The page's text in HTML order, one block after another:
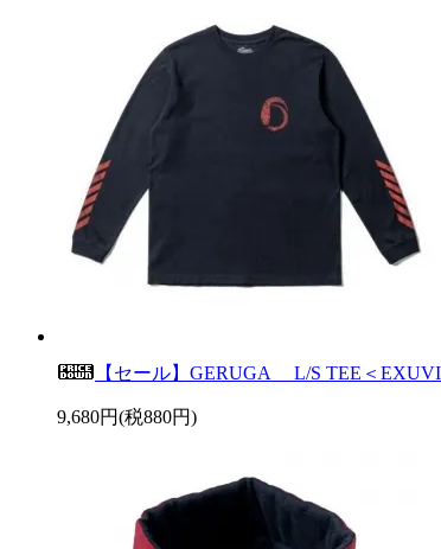
【セール】GERUGA L/S TEE＜
9,680円(税880円)